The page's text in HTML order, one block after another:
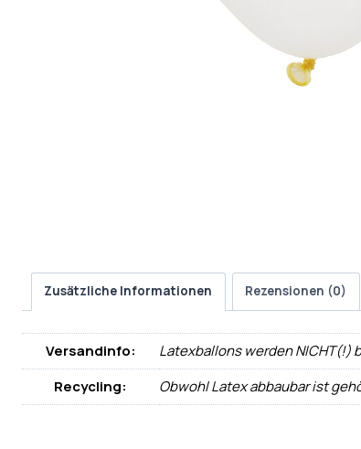
Zusätzliche Informationen Rezensionen (0)
Versandinfo:
Latexballons werden
Recycling:
Obwohl Latex abbaubar ist